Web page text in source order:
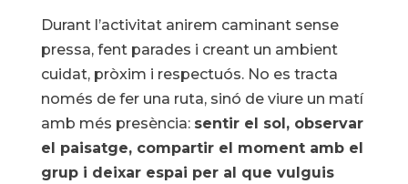
Durant l’activitat anirem caminant sense
pressa, fent parades i creant un ambient
cuidat, pròxim i respectuós. No es tracta
només de fer una ruta, sinó de viure un matí
amb més presència: sentir el sol, observar
el paisatge, compartir el moment amb el
grup i deixar espai per al que vulguis